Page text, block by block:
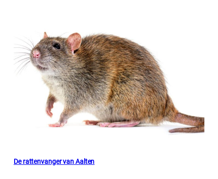
De rattenvanger van Aalten